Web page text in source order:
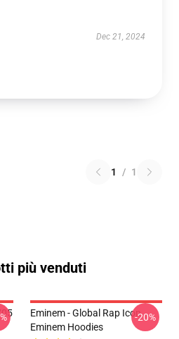
Dec 21, 2024
1 / 1
più venduti
Eminem - Global Rap Icon
Eminem Hoodies
-20%